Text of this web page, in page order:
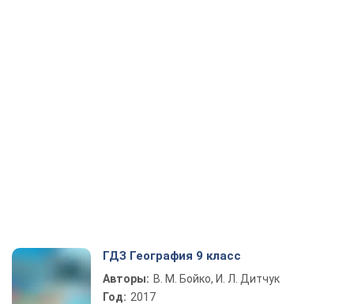
ГДЗ География 9 класс
Авторы: В. М. Бойко, И. Л. Дитчук
Год: 2017